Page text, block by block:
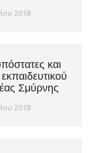
2018
και
Σμύρνης
2018